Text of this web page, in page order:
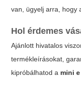
van, ügyelj arra, hogy
Hol érdemes
Ajánlott hivatalos
termékleírásokat,
kipróbálhatod a mini